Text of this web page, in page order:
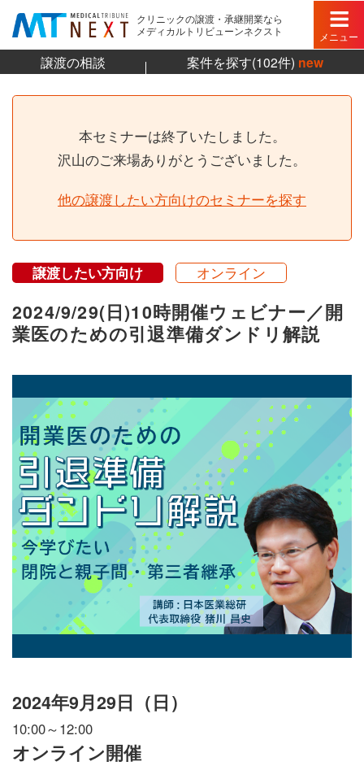
クリニックの譲渡・承継開業なら
メディカルトリビューンネクスト
メニュー
譲渡の相談 案件を探す(102件) new
本セミナーは終了いたしました。
沢山のご来場ありがとうございました。
他の譲渡したい方向けのセミナーを探す
譲渡したい方向け オンライン
2024/9/29(日)10時開催ウェビナー／開
業医のための引退準備ダンドリ解説
2024年9月29日（日）
10:00～12:00
オンライン開催